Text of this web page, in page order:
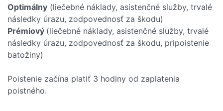
Optimálny (liečebné náklady, asistenčné služby, trvalé
následky úrazu, zodpovednosť za škodu)
Prémiový (liečebné náklady, asistenčné služby, trvalé
následky úrazu, zodpovednosť za škodu, pripoistenie
batožiny)
Poistenie začína platiť 3 hodiny od zaplatenia
poistného.